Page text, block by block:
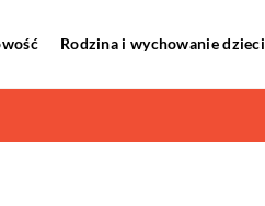
Rodzina i wychowanie dzieci